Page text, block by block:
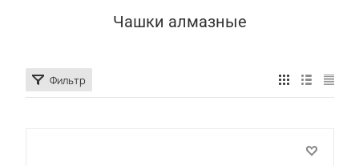
Чашки алмазные
Фильтр